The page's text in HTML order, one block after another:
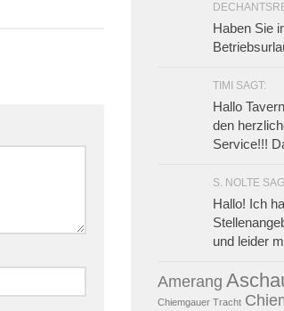
Haben Sie
TIMI SAGT:
Hallo
den
Service!!!
S. NOLTE
Hallo! Ich
und leider
Amerang
Chiemgauer Tracht